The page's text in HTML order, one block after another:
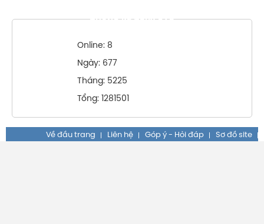
THỐNG KÊ TRUY CẬP
Online: 8
Ngày: 677
Tháng: 5225
Tổng: 1281501
Về đầu trang Liên hệ Góp ý - Hỏi đáp Sơ đồ site